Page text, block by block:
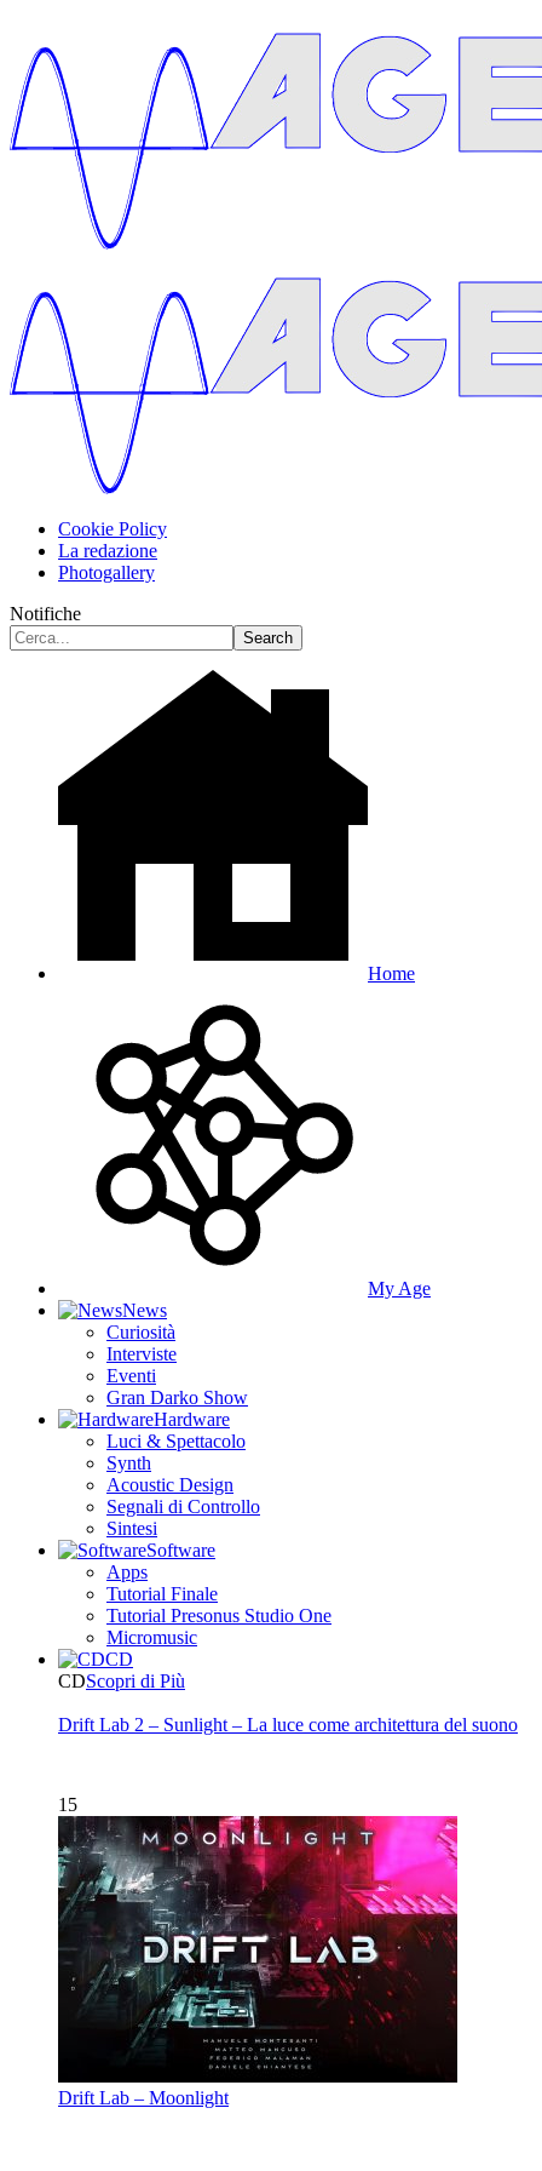
Cookie Policy
La redazione
Photogallery
Notifiche
Home
My Age
News
Curiosità
Interviste
Eventi
Gran Darko Show
Hardware
Luci & Spettacolo
Synth
Acoustic Design
Segnali di Controllo
Sintesi
Software
Apps
Tutorial Finale
Tutorial Presonus Studio One
Micromusic
CD
CDScopri di Più
Drift Lab 2 – Sunlight – La luce come architettura del suono
15
Drift Lab – Moonlight